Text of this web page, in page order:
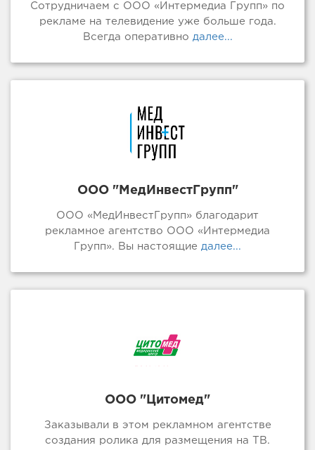
Сотрудничаем с ООО «Интермедиа Групп» по
рекламе на телевидение уже больше года.
Всегда оперативно далее...
ООО "МедИнвестГрупп"
ООО «МедИнвестГрупп» благодарит
рекламное агентство ООО «Интермедиа
Групп». Вы настоящие далее...
ООО "Цитомед"
Заказывали в этом рекламном агентстве
создания ролика для размещения на ТВ.